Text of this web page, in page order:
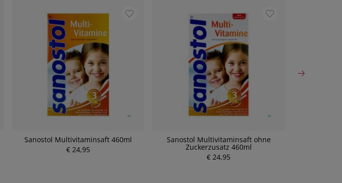
Sanostol Multivitaminsaft 460ml
€ 24,95
Sanostol Multivitaminsaft ohne
Zuckerzusatz 460ml
€ 24,95P